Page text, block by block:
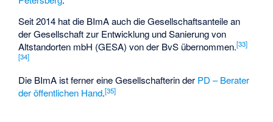
Seit 2014 hat die BImA auch die Gesellschaftsanteile an
derGesellschaft zur Entwicklung und Sanierung von
Altstandorten mbH (GESA) von der BvS übernommen.[33]
[34]
Die BImA ist ferner eine Gesellschafterin der PD – Berater
der öffentlichen Hand.[35]